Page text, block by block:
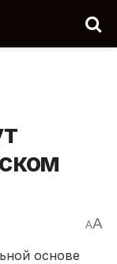
AA
основе